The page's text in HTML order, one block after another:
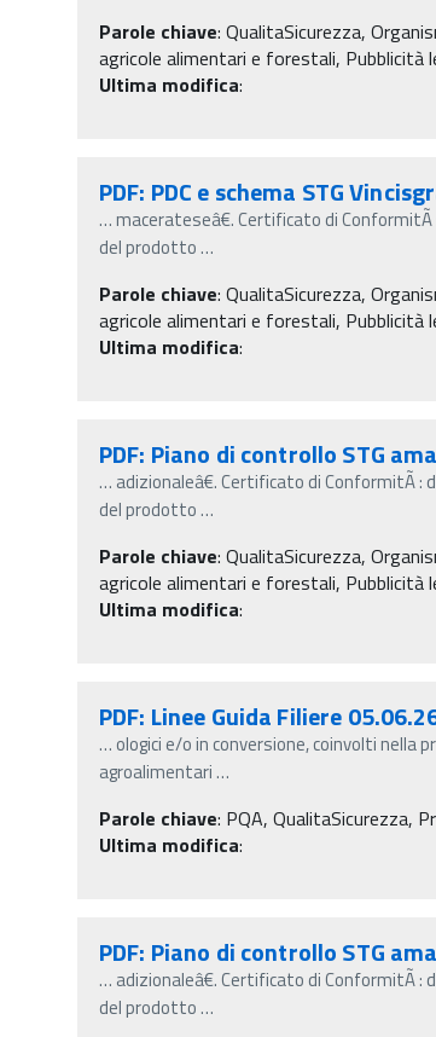
Parole chiave: QualitaSicurezza,
agricole alimentari e forestali, Pubblicità
Ultima modifica:
PDF: PDC e schema STG
…macerateseâ€. Certificato di
del prodotto…
Parole chiave: QualitaSicurezza,
agricole alimentari e forestali, Pubblicità
Ultima modifica:
PDF: Piano di controllo STG
… adizionaleâ€. Certificato di ConformitÃ
del prodotto…
Parole chiave: QualitaSicurezza,
agricole alimentari e forestali, Pubblicità
Ultima modifica:
PDF: Linee Guida Filiere
… ologici e/o in conversione, coinvolti nella
agroalimentari…
Parole chiave: PQA, QualitaSicurezza,
Ultima modifica:
PDF: Piano di controllo STG
… adizionaleâ€. Certificato di ConformitÃ
del prodotto…